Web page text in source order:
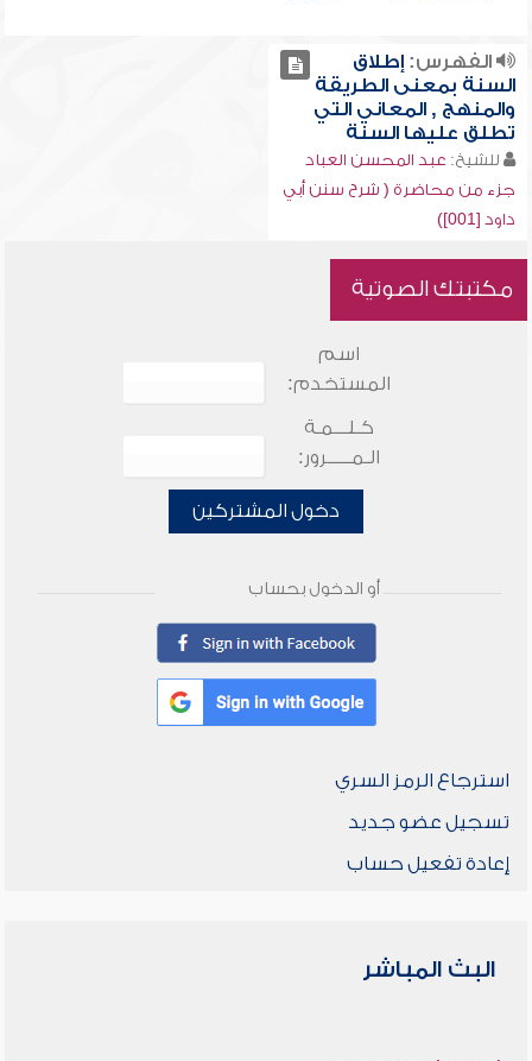
الفهرس:إطلاق
السنة بمعنى الطريقة
والمنهج , المعاني التي
تطلق عليها السنة
للشيخ: عبد المحسن العباد
جزء من محاضرة ( شرح سنن أبي
داود [001])
مكتبتك الصوتية
اسم
المستخدم:
كـلـــمـة
الـمـــــرور:
دخول المشتركين
أو الدخول بحساب
استرجاع الرمز السري
تسجيل عضو جديد
إعادة تفعيل حساب
البث المباشر